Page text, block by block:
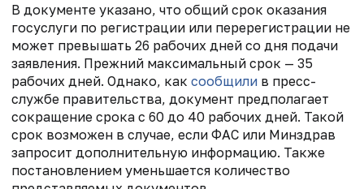
В документе указано, что общий срок оказания
госуслуги по регистрации или перерегистрации не
может превышать 26 рабочих дней со дня подачи
заявления. Прежний максимальный срок — 35
рабочих дней. Однако, как сообщили в пресс-
службе правительства, документ предполагает
сокращение срока с 60 до 40 рабочих дней. Такой
срок возможен в случае, если ФАС или Минздрав
запросит дополнительную информацию. Также
постановлением уменьшается количество